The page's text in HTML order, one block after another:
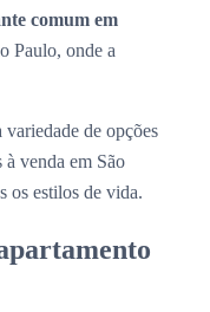
comum em
Paulo, onde a
de opções
à venda em São
os estilos de vida.